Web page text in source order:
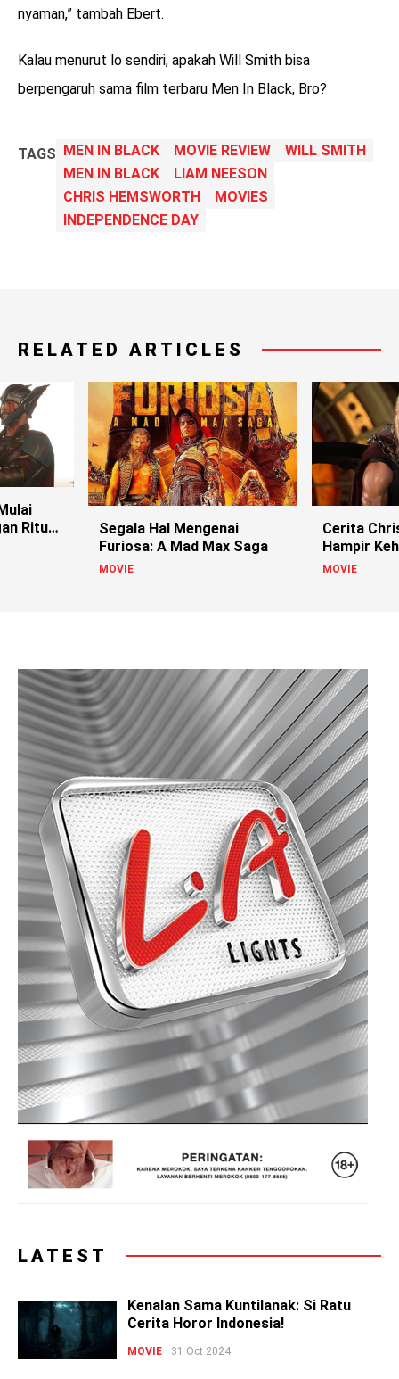
nyaman,” tambah Ebert.
Kalau menurut lo sendiri, apakah Will Smith bisa
berpengaruh sama film terbaru Men In Black, Bro?
TAGS MEN IN BLACK MOVIE REVIEW
WILL SMITH
MEN IN BLACK
LIAM NEESON
CHRIS HEMSWORTH
MOVIES
INDEPENDENCE DAY
RELATED ARTICLES
Ritual
Segala Hal Mengenai
Furiosa: A Mad Max Saga
MOVIE
Cerita
Hampir
Thor
MOVIE
LATEST
Kenalan Sama Kuntilanak: Si Ratu
Cerita Horor Indonesia!
MOVIE 31 Oct 2024